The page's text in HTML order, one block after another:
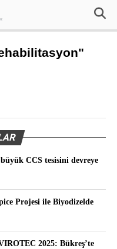
CCS tesisini devreye
Projesi ile Biyodizelde
2025: Bükreş’te